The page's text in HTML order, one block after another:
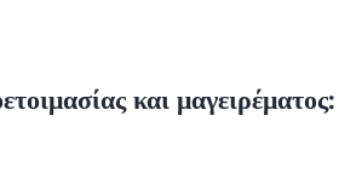
και μαγειρέματος: